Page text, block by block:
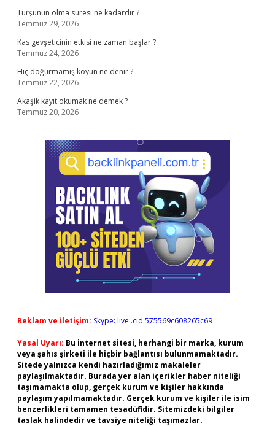
Turşunun olma süresi ne kadardır ?
Temmuz 29, 2026
Kas gevşeticinin etkisi ne zaman başlar ?
Temmuz 24, 2026
Hiç doğurmamış koyun ne denir ?
Temmuz 22, 2026
Akaşik kayıt okumak ne demek ?
Temmuz 20, 2026
Reklam ve İletişim: Skype: live:.cid.575569c608265c69
Yasal Uyarı: Bu internet sitesi, herhangi bir marka, kurum
veya şahıs şirketi ile hiçbir bağlantısı bulunmamaktadır.
Sitede yalnızca kendi hazırladığımız makaleler
paylaşılmaktadır. Burada yer alan içerikler haber niteliği
taşımamakta olup, gerçek kurum ve kişiler hakkında
paylaşım yapılmamaktadır. Gerçek kurum ve kişiler ile isim
benzerlikleri tamamen tesadüfidir. Sitemizdeki bilgiler
taslak halindedir ve tavsiye niteliği taşımazlar.